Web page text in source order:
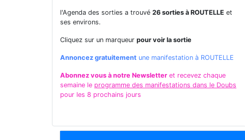
l'Agenda des sorties a trouvé 26 sorties à ROUTELLE et
ses environs.
Cliquez sur un marqueur pour voir la sortie
Annoncez gratuitement une manifestation à ROUTELLE
Abonnez vous à notre Newsletter et recevez chaque
semaine le programme des manifestations dans le Doubs
pour les 8 prochains jours